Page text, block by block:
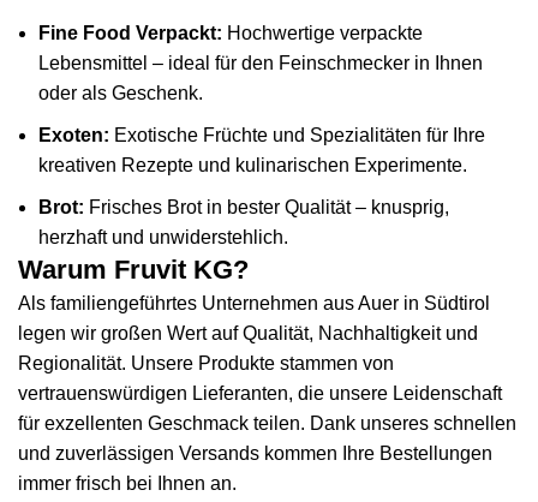
Fine Food Verpackt: Hochwertige verpackte
Lebensmittel – ideal für den Feinschmecker in Ihnen
oder als Geschenk.
Exoten: Exotische Früchte und Spezialitäten für Ihre
kreativen Rezepte und kulinarischen Experimente.
Brot: Frisches Brot in bester Qualität – knusprig,
herzhaft und unwiderstehlich.
Warum Fruvit KG?
Als familiengeführtes Unternehmen aus Auer in Südtirol
legen wir großen Wert auf Qualität, Nachhaltigkeit und
Regionalität. Unsere Produkte stammen von
vertrauenswürdigen Lieferanten, die unsere Leidenschaft
für exzellenten Geschmack teilen. Dank unseres schnellen
und zuverlässigen Versands kommen Ihre Bestellungen
immer frisch bei Ihnen an.